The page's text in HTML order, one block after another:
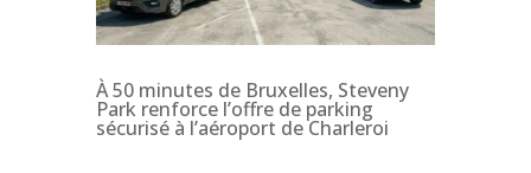
À 50 minutes de Bruxelles, Steveny
Park renforce l’offre de parking
sécurisé à l’aéroport de Charleroi